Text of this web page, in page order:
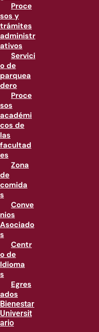
Proce
sos y
trámites
administr
ativos
Servici
o de
parquea
dero
Proce
sos
académi
cos de
las
facultad
es
Zona
de
comida
s
Conve
nios
Asociado
s
Centr
o de
Idioma
s
Egres
ados
Bienestar
Universit
ario